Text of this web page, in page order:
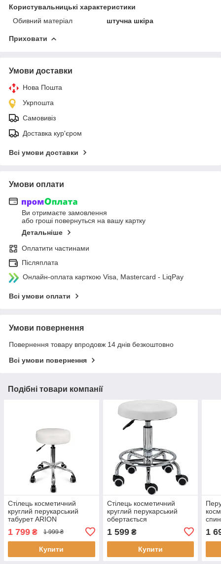
Користувальницькі характеристики
Обивний матеріал
штучна шкіра
Приховати
Умови доставки
Нова Пошта
Укрпошта
Самовивіз
Доставка кур'єром
Всі умови доставки
Умови оплати
Ви отримаєте замовлення
або гроші повернуться на вашу картку
Детальніше
Оплатити частинами
Післяплата
Онлайн-оплата карткою Visa, Mastercard - LiqPay
Всі умови оплати
Умови повернення
Повернення товару впродовж 14 днів безкоштовно
Всі умови повернення
Подібні товари компанії
Стілець косметичний
круглий перукарський
табурет ARION
1 799 ₴ 1 999 ₴
Купити
Стілець косметичний
круглий перукарський
обертається
1 599₴
Купити
1